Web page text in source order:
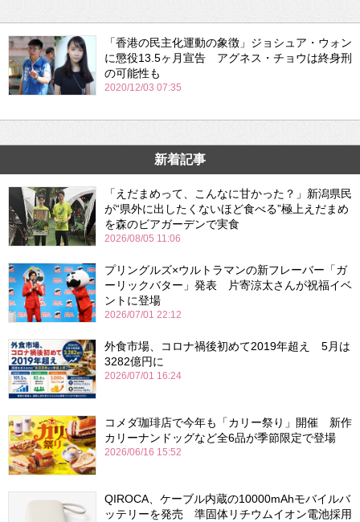
「香港の民主化運動の象徴」ジョシュア・ウォン
に懲役13.5ヶ月宣告 アグネス・チョウは終身刑
の可能性も
2020/12/03 07:35
新着記事
「えだまめって、こんなに甘かった？」新潟県民
が“県外に出したくないほど食べる”極上えだまめ
を森のビアガーデンで実食
2026/08/05 11:06
プリングルズ×ウルトラマンの新フレーバー「ガ
ーリックバター」発表 片寄涼太さんが祝福イベ
ントに登場
2026/07/01 22:12
外食市場、コロナ禍後初めて2019年超え 5月は
3282億円に
2026/07/01 16:24
コメダ珈琲店で今年も「カリー祭り」開催 新作
カリーナンドッグなど全6品が季節限定で登場
2026/06/16 15:52
QIROCA、ケーブル内蔵の10000mAhモバイルバ
ッテリーを発売 準固体リチウムイオン電池採用